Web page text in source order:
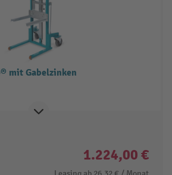
mit Gabelzinken
1.224,00 €